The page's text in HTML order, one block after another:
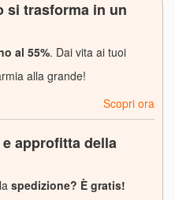
si trasforma in un
al 55%. Dai vita ai tuoi
alla grande!
Scopri ora
approfitta della
spedizione? È gratis!